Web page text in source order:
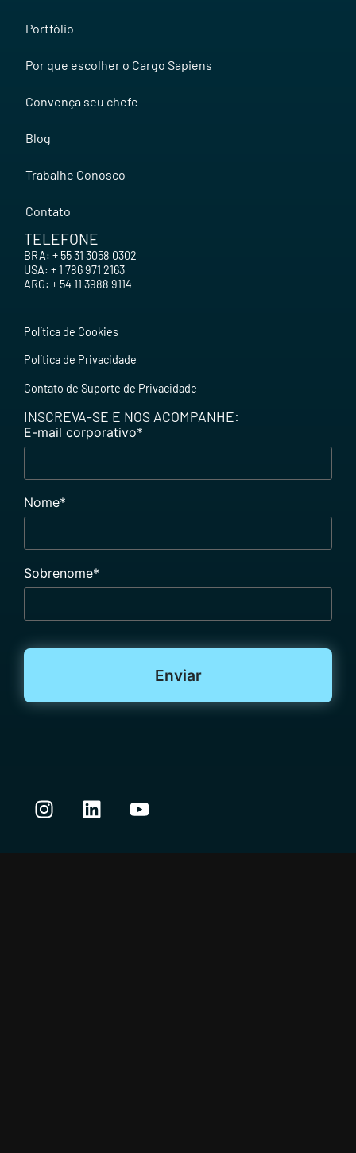
Portfólio
Por que escolher o Cargo Sapiens
Convença seu chefe
Blog
Trabalhe Conosco
Contato
TELEFONE
BRA: + 55 31 3058 0302
USA: + 1 786 971 2163
ARG: + 54 11 3988 9114
Política de Cookies
Política de Privacidade
Contato de Suporte de Privacidade
INSCREVA-SE E NOS ACOMPANHE:
E-mail corporativo*
Nome*
Sobrenome*